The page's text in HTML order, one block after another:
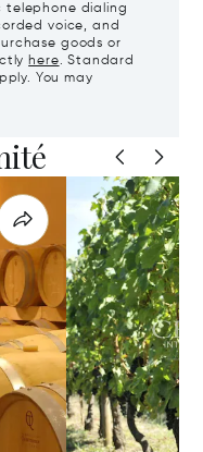
telephone dialing
voice, and
goods or
here. Standard
You may